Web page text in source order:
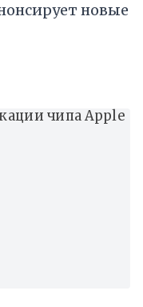
новые